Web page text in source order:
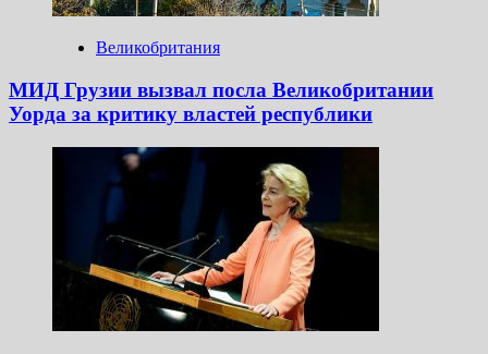
Великобритания
МИД Грузии вызвал посла Великобритании
Уорда за критику властей республики